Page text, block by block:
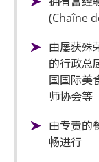
(Chaîne
由屡获殊
的行政总
国国际美
师协会等
由专责的
畅进行